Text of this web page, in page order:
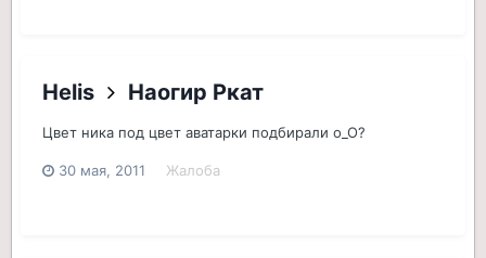
Helis Наогир Ркат
Цвет ника под цвет аватарки подбирали о_О?
30 мая, 2011 Жалоба